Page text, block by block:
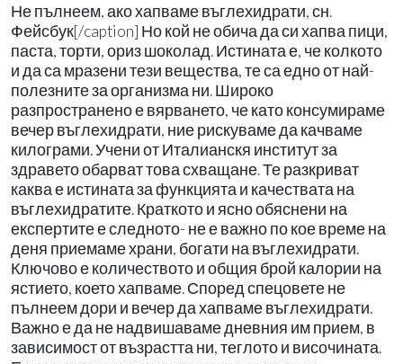
Не пълнеем, ако хапваме въглехидрати, сн.
Фейсбук[/caption] Но кой не обича да си хапва пици,
паста, торти, ориз шоколад. Истината е, че колкото
и да са мразени тези вещества, те са едно от най-
полезните за организма ни. Широко
разпространено е вярването, че като консумираме
вечер въглехидрати, ние рискуваме да качваме
килограми. Учени от Италианскя институт за
здравето обарват това схващане. Те разкриват
каква е истината за функцията и качествата на
въглехидратите. Краткото и ясно обяснени на
експертите е следното- не е важно по кое време на
деня приемаме храни, богати на въглехидрати.
Ключово е количеството и общия брой калории на
ястието, което хапваме. Според спецовете не
пълнеем дори и вечер да хапваме въглехидрати.
Важно е да не надвишаваме дневния им прием, в
зависимост от възрастта ни, теглото и височината.